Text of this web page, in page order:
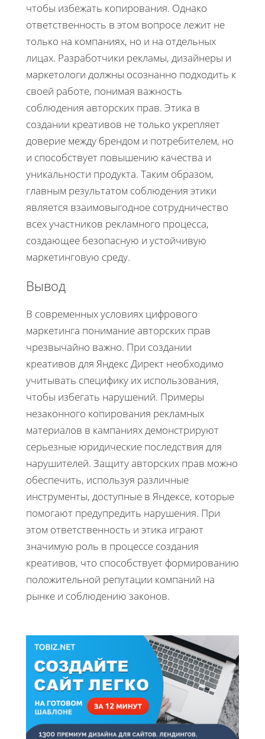
чтобы избежать копирования. Однако
ответственность в этом вопросе лежит не
только на компаниях, но и на отдельных
лицах. Разработчики рекламы, дизайнеры и
маркетологи должны осознанно подходить к
своей работе, понимая важность
соблюдения авторских прав. Этика в
создании креативов не только укрепляет
доверие между брендом и потребителем, но
и способствует повышению качества и
уникальности продукта. Таким образом,
главным результатом соблюдения этики
является взаимовыгодное сотрудничество
всех участников рекламного процесса,
создающее безопасную и устойчивую
маркетинговую среду.
Вывод
В современных условиях цифрового
маркетинга понимание авторских прав
чрезвычайно важно. При создании
креативов для Яндекс Директ необходимо
учитывать специфику их использования,
чтобы избегать нарушений. Примеры
незаконного копирования рекламных
материалов в кампаниях демонстрируют
серьезные юридические последствия для
нарушителей. Защиту авторских прав можно
обеспечить, используя различные
инструменты, доступные в Яндексе, которые
помогают предупредить нарушения. При
этом ответственность и этика играют
значимую роль в процессе создания
креативов, что способствует формированию
положительной репутации компаний на
рынке и соблюдению законов.